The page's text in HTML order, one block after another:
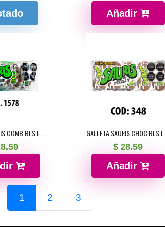
Añadir
COMB BLS L ... GALLETA SAURIS CHOC BLS L ...
$ 28.59
Añadir
1 2 3